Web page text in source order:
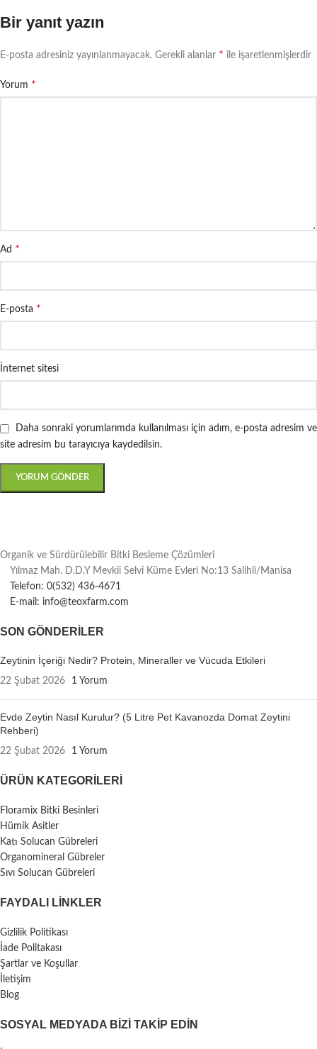
Bir yanıt yazın
E-posta adresiniz yayınlanmayacak. Gerekli alanlar * ile işaretlenmişlerdir
Yorum *
Ad *
E-posta *
İnternet sitesi
Daha sonraki yorumlarımda kullanılması için adım, e-posta adresim ve
site adresim bu tarayıcıya kaydedilsin.
Organik ve Sürdürülebilir Bitki Besleme Çözümleri
Yılmaz Mah. D.D.Y Mevkii Selvi Küme Evleri No:13 Salihli/Manisa
Telefon: 0(532) 436-4671
E-mail: info@teoxfarm.com
SON GÖNDERILER
Zeytinin İçeriği Nedir? Protein, Mineraller ve Vücuda Etkileri
22 Şubat 2026 1 Yorum
Evde Zeytin Nasıl Kurulur? (5 Litre Pet Kavanozda Domat Zeytini
Rehberi)
22 Şubat 2026 1 Yorum
ÜRÜN KATEGORILERI
Floramix Bitki Besinleri
Hümik Asitler
Katı Solucan Gübreleri
Organomineral Gübreler
Sıvı Solucan Gübreleri
FAYDALI LİNKLER
Gizlilik Politikası
İade Politakası
Şartlar ve Koşullar
İletişim
Blog
SOSYAL MEDYADA BIZI TAKIP EDIN